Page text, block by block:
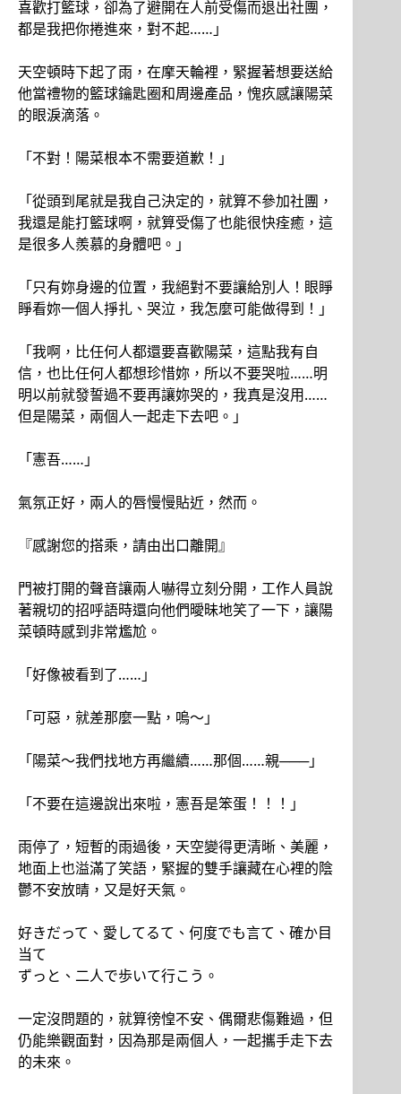
喜歡打籃球，卻為了避開在人前受傷而退出社團，
都是我把你捲進來，對不起……」
天空頓時下起了雨，在摩天輪裡，緊握著想要送給
他當禮物的籃球鑰匙圈和周邊產品，愧疚感讓陽菜
的眼淚滴落。
「不對！陽菜根本不需要道歉！」
「從頭到尾就是我自己決定的，就算不參加社團，
我還是能打籃球啊，就算受傷了也能很快痊癒，這
是很多人羨慕的身體吧。」
「只有妳身邊的位置，我絕對不要讓給別人！眼睜
睜看妳一個人掙扎、哭泣，我怎麼可能做得到！」
「我啊，比任何人都還要喜歡陽菜，這點我有自
信，也比任何人都想珍惜妳，所以不要哭啦……明
明以前就發誓過不要再讓妳哭的，我真是沒用……
但是陽菜，兩個人一起走下去吧。」
「憲吾……」
氣氛正好，兩人的唇慢慢貼近，然而。
『感謝您的搭乘，請由出口離開』
門被打開的聲音讓兩人嚇得立刻分開，工作人員說
著親切的招呼語時還向他們曖昧地笑了一下，讓陽
菜頓時感到非常尷尬。
「好像被看到了……」
「可惡，就差那麼一點，嗚～」
「陽菜～我們找地方再繼續……那個……親───」
「不要在這邊說出來啦，憲吾是笨蛋！！！」
雨停了，短暫的雨過後，天空變得更清晰、美麗，
地面上也溢滿了笑語，緊握的雙手讓藏在心裡的陰
鬱不安放晴，又是好天氣。
好きだって、愛してるて、何度でも言て、確か目
当て
ずっと、二人で歩いて行こう。
一定沒問題的，就算徬惶不安、偶爾悲傷難過，但
仍能樂觀面對，因為那是兩個人，一起攜手走下去
的未來。